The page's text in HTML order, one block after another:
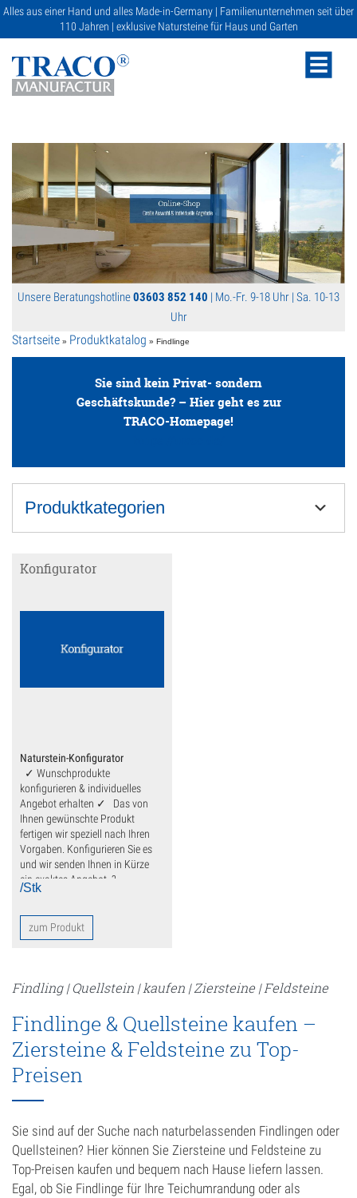
Alles aus einer Hand und alles Made-in-Germany | Familienunternehmen seit über
110 Jahren | exklusive Natursteine für Haus und Garten
NATURSTEINE
KATALOGE
RATGEBER
SERVICE
GALERIE
ANFRAGE
ONLINE-SHOP
Unsere Beratungshotline03603 852 140 | Mo.-Fr. 9-18 Uhr | Sa. 10-13
Uhr
Startseite » Produktkatalog » Findlinge
Sie sind kein Privat- sondern
Geschäftskunde? – Hier geht es zur
TRACO-Homepage!
Produktkategorien
Sandstein
Fensterbank
Findlinge
Gartenmöbel
Gartenplatten
Sandstein
Gehwegplatten
Kamin
Küchenarbeitsplatten
Mauersteine
Sandstein
Möbel
Konfigurator
Naturstein-Konfigurator
✓ Wunschprodukte
konfigurieren & individuelles
Angebot erhalten ✓ Das von
Ihnen gewünschte Produkt
fertigen wir speziell nach Ihren
Vorgaben. Konfigurieren Sie es
und wir senden Ihnen in Kürze
ein exaktes Angebot. ?
/Stk
zum Produkt
Findling | Quellstein | kaufen | Ziersteine | Feldsteine
Findlinge & Quellsteine kaufen –
Ziersteine & Feldsteine zu Top-
Preisen
Sie sind auf der Suche nach naturbelassenden Findlingen oder
Quellsteinen? Hier können Sie Ziersteine und Feldsteine zu
Top-Preisen kaufen und bequem nach Hause liefern lassen.
Egal, ob Sie Findlinge für Ihre Teichumrandung oder als